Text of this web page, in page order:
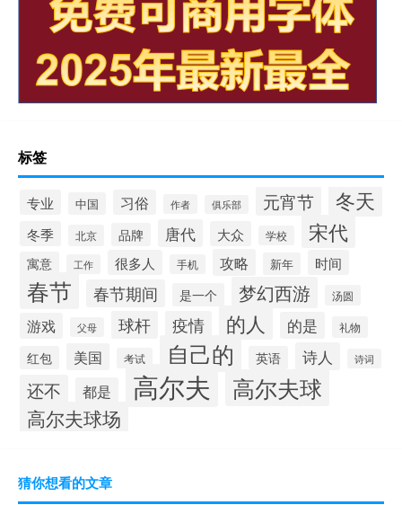
标签
专业 中国 习俗 作者 俱乐部 元宵节 冬天
冬季 北京 品牌 唐代 大众 学校 宋代
寓意 工作 很多人 手机 攻略 新年 时间
春节 春节期间 是一个 梦幻西游 汤圆
游戏 父母 球杆 疫情 的人 的是 礼物
红包 美国 考试 自己的 英语 诗人 诗词
还不 都是 高尔夫 高尔夫球
高尔夫球场
猜你想看的文章